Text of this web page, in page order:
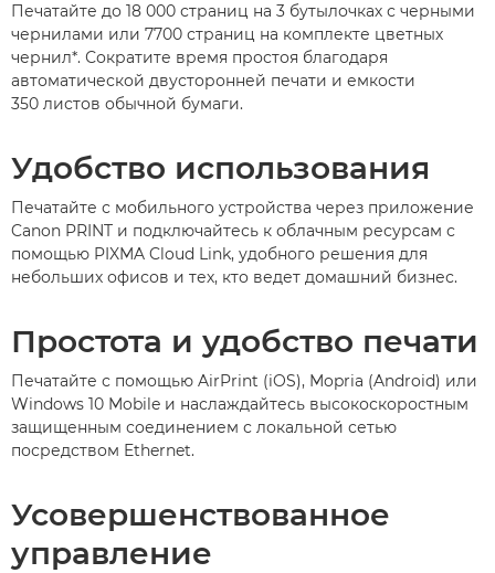
Печатайте до 18 000 страниц на 3 бутылочках с черными
чернилами или 7700 страниц на комплекте цветных
чернил*. Сократите время простоя благодаря
автоматической двусторонней печати и емкости
350 листов обычной бумаги.
Удобство использования
Печатайте с мобильного устройства через приложение
Canon PRINT и подключайтесь к облачным ресурсам с
помощью PIXMA Cloud Link, удобного решения для
небольших офисов и тех, кто ведет домашний бизнес.
Простота и удобство печати
Печатайте с помощью AirPrint (iOS), Mopria (Android) или
Windows 10 Mobile и наслаждайтесь высокоскоростным
защищенным соединением с локальной сетью
посредством Ethernet.
Усовершенствованное
управление